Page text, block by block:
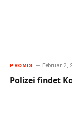
PROMIS Februar 2,
Polizei findet